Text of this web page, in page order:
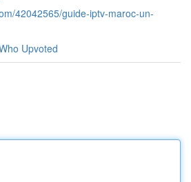
42042565/guide-iptv-maroc-un-
Upvoted